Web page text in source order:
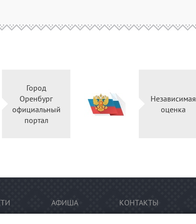
Город
Оренбург
официальный
портал
Независимая
оценка
АФИША КОНТАКТЫ